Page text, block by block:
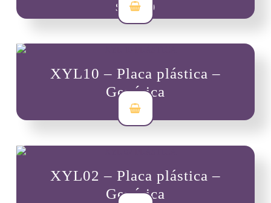
$ 10,000
XYL10 – Placa plástica –
Genérica
7,000
XYL02 – Placa plástica –
Genérica